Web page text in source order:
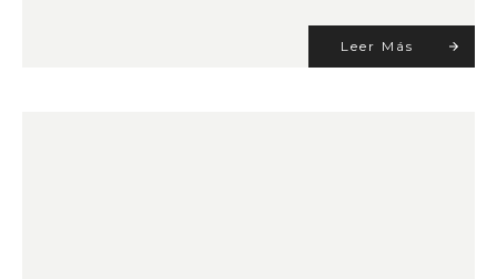
Leer Más